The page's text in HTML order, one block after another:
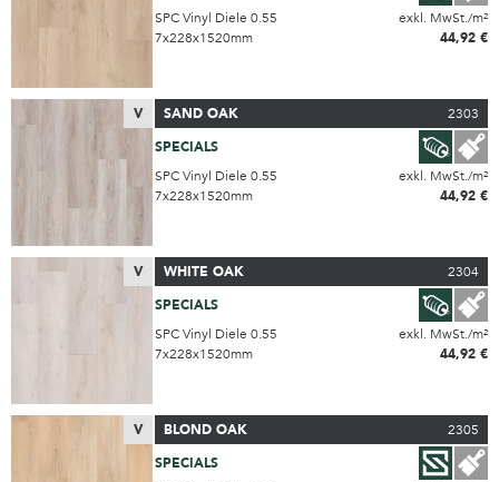
SPC Vinyl Diele 0.55
exkl. MwSt./m²
7x228x1520mm
44,92 €
V SAND OAK
2303
SPECIALS
SPC Vinyl Diele 0.55
exkl. MwSt./m²
7x228x1520mm
44,92 €
V WHITE OAK
2304
SPECIALS
SPC Vinyl Diele 0.55
exkl. MwSt./m²
7x228x1520mm
44,92 €
V BLOND OAK
2305
SPECIALS